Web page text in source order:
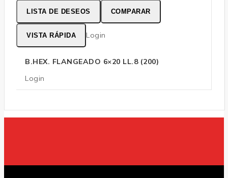
LISTA DE DESEOS COMPARAR
VISTA RÁPIDA Login
B.HEX. FLANGEADO 6×20 LL.8 (200)
Login